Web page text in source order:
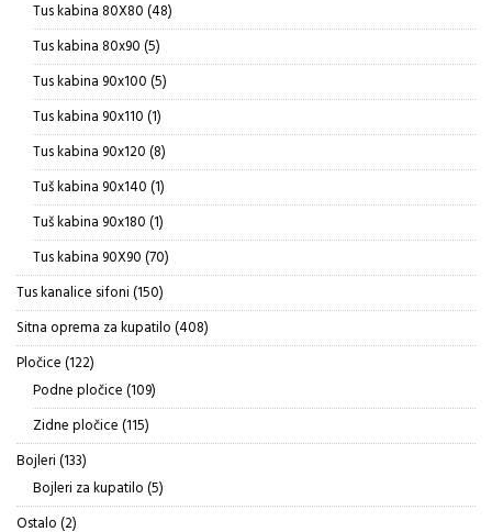
Tus kabina 80X80 4848
proizvoda
Tus kabina 80x90 55
proizvoda
Tus kabina 90x100 55
proizvoda
Tus kabina 90x110 11
proizvod
Tus kabina 90x120 88
proizvoda
Tuš kabina 90x140 11
proizvod
Tuš kabina 90x180 11
proizvod
Tus kabina 90X90 7070
proizvoda
Tus kanalice sifoni 150150
proizvoda
Sitna oprema za kupatilo 408408
proizvoda
Pločice 122122
proizvoda
Podne pločice 109109
proizvoda
Zidne pločice 115115
proizvoda
Bojleri 133133
proizvoda
Bojleri za kupatilo 55
proizvoda
Ostalo 22